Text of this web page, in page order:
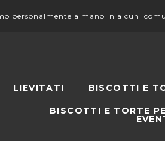
personalmente a mano in alcuni
LIEVITATI BISCOTTI E
BISCOTTI E TORTE